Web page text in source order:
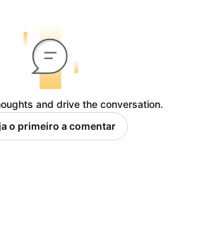
and drive the conversation.
o primeiro a comentar